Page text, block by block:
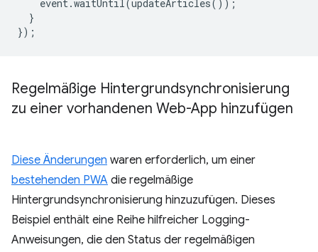
event.waitUntil(updateArticles());
}
});
Regelmäßige Hintergrundsynchronisierung
zu einer vorhandenen Web-App hinzufügen
Diese Änderungen waren erforderlich, um einer
bestehenden PWA die regelmäßige
Hintergrundsynchronisierung hinzuzufügen. Dieses
Beispiel enthält eine Reihe hilfreicher Logging-
Anweisungen, die den Status der regelmäßigen